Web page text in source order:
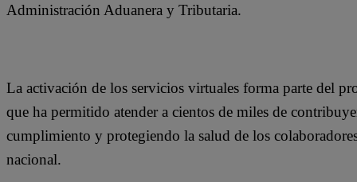
Administración Aduanera y Tributaria.
La activación de los servicios virtuales forma parte del
que ha permitido atender a cientos de miles de
cumplimiento y protegiendo la salud de los
nacional.